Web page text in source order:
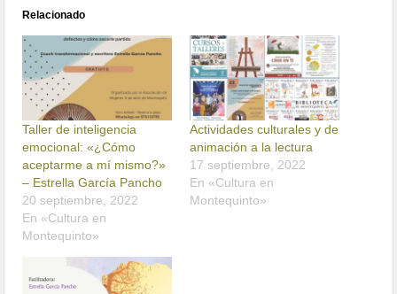
Relacionado
Taller de inteligencia
emocional: «¿Cómo
aceptarme a mí mismo?»
– Estrella García Pancho
20 septiembre, 2022
En «Cultura en
Montequinto»
Actividades culturales y de
animación a la lectura
17 septiembre, 2022
En «Cultura en
Montequinto»